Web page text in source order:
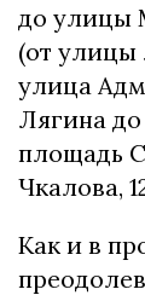
до улицы
(от улицы
улица
Лягина
площадь
Чкалова,
Как и в